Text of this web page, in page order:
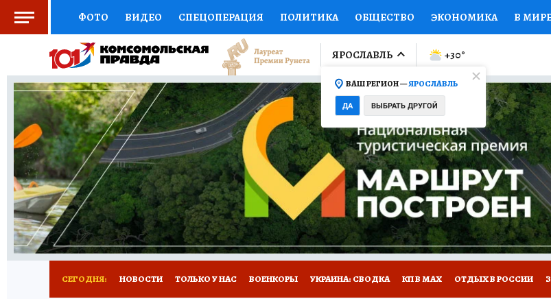
ФОТО ВИДЕО СПЕЦОПЕРАЦИЯ ПОЛИТИКА ОБЩЕСТВО ЭКОНОМИКА В
СОЦПОДДЕРЖКА НАУКА СПОРТ КОЛУМНИСТЫ ПРОИСШЕСТВИЯ
ВЫБОР ЭКСПЕРТОВ ДОКТОР ФИНАНСЫ ОТКРЫВАЕМ МИР Я ЗНАЮ СЕМЬЯ
КНИЖНАЯ ПОЛКА ПРОГНОЗЫ НА СПОРТ ПРОМОКОДЫ СЕРИАЛЫ СПЕЦПРОЕКТЫ
ПРЕСС-ЦЕНТР НЕДВИЖИМОСТЬ ТЕЛЕВИЗОР КОЛЛЕКЦИИ КОНКУРСЫ
РАДИО КП РЕКЛАМА ТЕСТЫ НОВОЕ НА САЙТЕ ОБЪЯВЛЕНИЯ
ЯРОСЛАВЛЬ
ВАШ РЕГИОН —ЯРОСЛАВЛЬ
ДА ВЫБРАТЬ ДРУГОЙ
+30°
СЕГОДНЯ: НОВОСТИ ТОЛЬКО У НАС ВОЕНКОРЫ УКРАИНА: СВОДКА КП В МАХ ОТДЫХ В РОССИИ